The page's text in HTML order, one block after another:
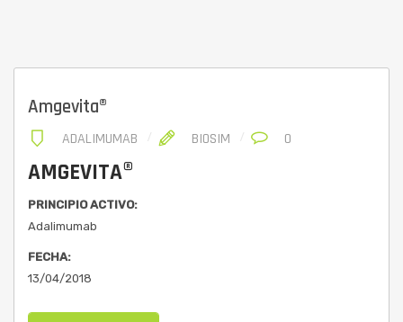
Amgevita®
ADALIMUMAB BIOSIM 0
AMGEVITA®
PRINCIPIO ACTIVO:
Adalimumab
FECHA:
13/04/2018